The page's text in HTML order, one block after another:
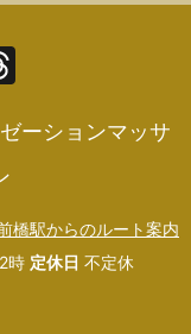
ーションマッサ
橋駅からのルート案内
時 定休日 不定休